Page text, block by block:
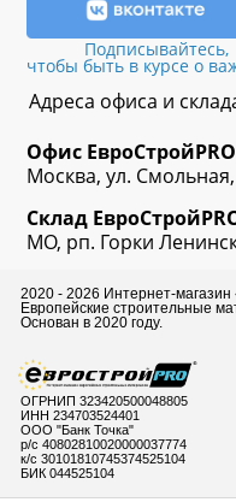
Подписывайтесь,
чтобы быть в курсе о
Адреса офиса и
Офис ЕвроСтройPRO
Москва, ул.
Склад ЕвроСтрой
МО, рп. Горки
2020 - 2026 Интернет-
Европейские строительные
Основан в 2020 году.
ОГРНИП 323420500048805
ИНН 234703524401
ООО "Банк Точка"
р/с 40802810020000037774
к/с 30101810745374525104
БИК 044525104